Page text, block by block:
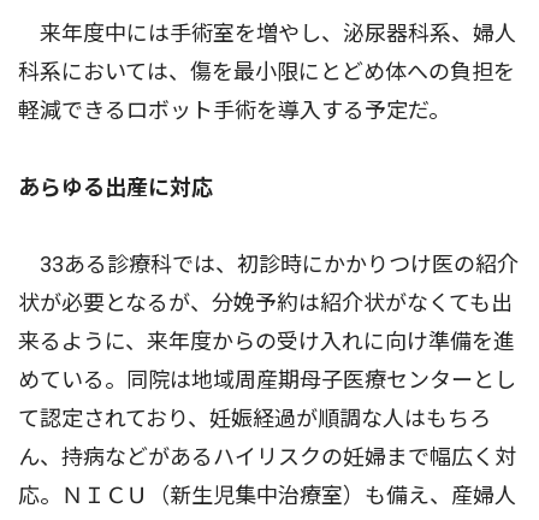
来年度中には手術室を増やし、泌尿器科系、婦人
科系においては、傷を最小限にとどめ体への負担を
軽減できるロボット手術を導入する予定だ。
あらゆる出産に対応
33ある診療科では、初診時にかかりつけ医の紹介
状が必要となるが、分娩予約は紹介状がなくても出
来るように、来年度からの受け入れに向け準備を進
めている。同院は地域周産期母子医療センターとし
て認定されており、妊娠経過が順調な人はもちろ
ん、持病などがあるハイリスクの妊婦まで幅広く対
応。ＮＩＣＵ（新生児集中治療室）も備え、産婦人